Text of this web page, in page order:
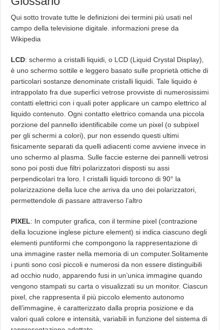
Qui sotto trovate tutte le definizioni dei termini più usati nel
campo della televisione digitale. informazioni prese da
Wikipedia
LCD: schermo a cristalli liquidi, o LCD (Liquid Crystal Display),
è uno schermo sottile e leggero basato sulle proprietà ottiche di
particolari sostanze denominate cristalli liquidi. Tale liquido è
intrappolato fra due superfici vetrose provviste di numerosissimi
contatti elettrici con i quali poter applicare un campo elettrico al
liquido contenuto. Ogni contatto elettrico comanda una piccola
porzione del pannello identificabile come un pixel (o subpixel
per gli schermi a colori), pur non essendo questi ultimi
fisicamente separati da quelli adiacenti come avviene invece in
uno schermo al plasma. Sulle faccie esterne dei pannelli vetrosi
sono poi posti due filtri polarizzatori disposti su assi
perpendicolari tra loro. I cristalli liquidi torcono di 90° la
polarizzazione della luce che arriva da uno dei polarizzatori,
permettendole di passare attraverso l’altro
PIXEL: In computer grafica, con il termine pixel (contrazione
della locuzione inglese picture element) si indica ciascuno degli
elementi puntiformi che compongono la rappresentazione di
una immagine raster nella memoria di un computer.Solitamente
i punti sono così piccoli e numerosi da non essere distinguibili
ad occhio nudo, apparendo fusi in un’unica immagine quando
vengono stampati su carta o visualizzati su un monitor. Ciascun
pixel, che rappresenta il più piccolo elemento autonomo
dell’immagine, è caratterizzato dalla propria posizione e da
valori quali colore e intensità, variabili in funzione del sistema di